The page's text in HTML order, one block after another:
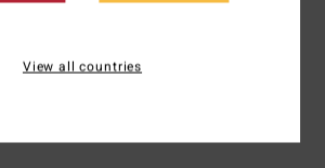
View all countries